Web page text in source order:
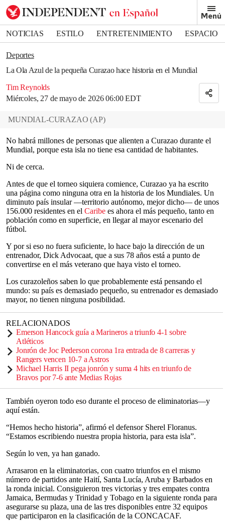
Menú
NOTICIAS ESTILO ENTRETENIMIENTO
ESPACIO
DEPORTES
Deportes
La Ola Azul de la pequeña Curazao hace historia en el Mundial
Tim Reynolds
Miércoles, 27 de mayo de 2026 06:00 EDT
Bookmark popover
Removed from bookmarks
Close popover
MUNDIAL-CURAZAO (AP)
No habrá millones de personas que alienten a Curazao durante el
Mundial, porque esta isla no tiene esa cantidad de habitantes.
Ni de cerca.
Antes de que el torneo siquiera comience, Curazao ya ha escrito
una página como ninguna otra en la historia de los Mundiales. Un
diminuto país insular —territorio autónomo, mejor dicho— de unos
156.000 residentes en el Caribe es ahora el más pequeño, tanto en
población como en superficie, en llegar al mayor escenario del
fútbol.
Y por si eso no fuera suficiente, lo hace bajo la dirección de un
entrenador, Dick Advocaat, que a sus 78 años está a punto de
convertirse en el más veterano que haya visto el torneo.
Los curazoleños saben lo que probablemente está pensando el
mundo: su país es demasiado pequeño, su entrenador es demasiado
mayor, no tienen ninguna posibilidad.
RELACIONADOS
Emerson Hancock guía a Marineros a triunfo 4-1 sobre
Atléticos
Jonrón de Joc Pederson corona 1ra entrada de 8 carreras y
Rangers vencen 10-7 a Astros
Michael Harris II pega jonrón y suma 4 hits en triunfo de
Bravos por 7-6 ante Medias Rojas
También oyeron todo eso durante el proceso de eliminatorias—y
aquí están.
“Hemos hecho historia”, afirmó el defensor Sherel Floranus.
“Estamos escribiendo nuestra propia historia, para esta isla”.
Según lo ven, ya han ganado.
Arrasaron en la eliminatorias, con cuatro triunfos en el mismo
número de partidos ante Haití, Santa Lucía, Aruba y Barbados en
la ronda inicial. Consiguieron tres victorias y tres empates contra
Jamaica, Bermudas y Trinidad y Tobago en la siguiente ronda para
asegurarse su plaza, una de las tres disponibles entre 32 equipos
que participaron en la clasificación de la CONCACAF.